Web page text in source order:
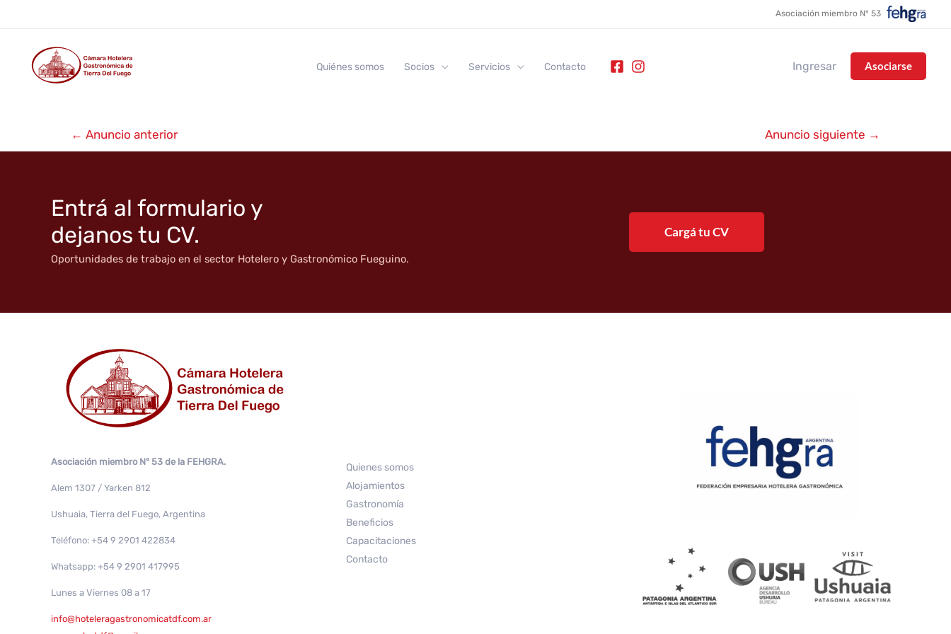
contenido
Asociación miembro N° 53
Quiénes somos Socios Servicios Contacto Ingresar Asociarse
Navegación
de
← Anuncio anterior Anuncio siguiente →
Entrá al formulario y
dejanos tu CV.
Oportunidades de trabajo en el sector Hotelero y Gastronómico Fueguino.
Cargá tu CV
Asociación miembro N° 53 de la FEHGRA.
Alem 1307 / Yarken 812
Ushuaia, Tierra del Fuego, Argentina
Teléfono: +54 9 2901 422834
Whatsapp: +54 9 2901 417995
Lunes a Viernes 08 a 17
info@hoteleragastronomicatdf.com.ar
Quienes somos
Alojamientos
Gastronomía
Beneficios
Capacitaciones
Contacto